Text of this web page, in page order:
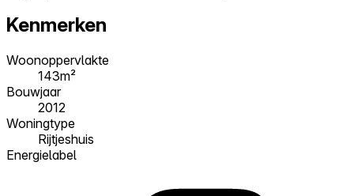
Kenmerken
Woonoppervlakte
143m²
Bouwjaar
2012
Woningtype
Rijtjeshuis
Energielabel